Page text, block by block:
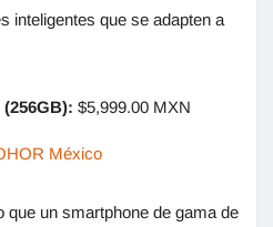
inteligentes que se adapten a
(256GB): $5,999.00 MXN
México
que un smartphone de gama de